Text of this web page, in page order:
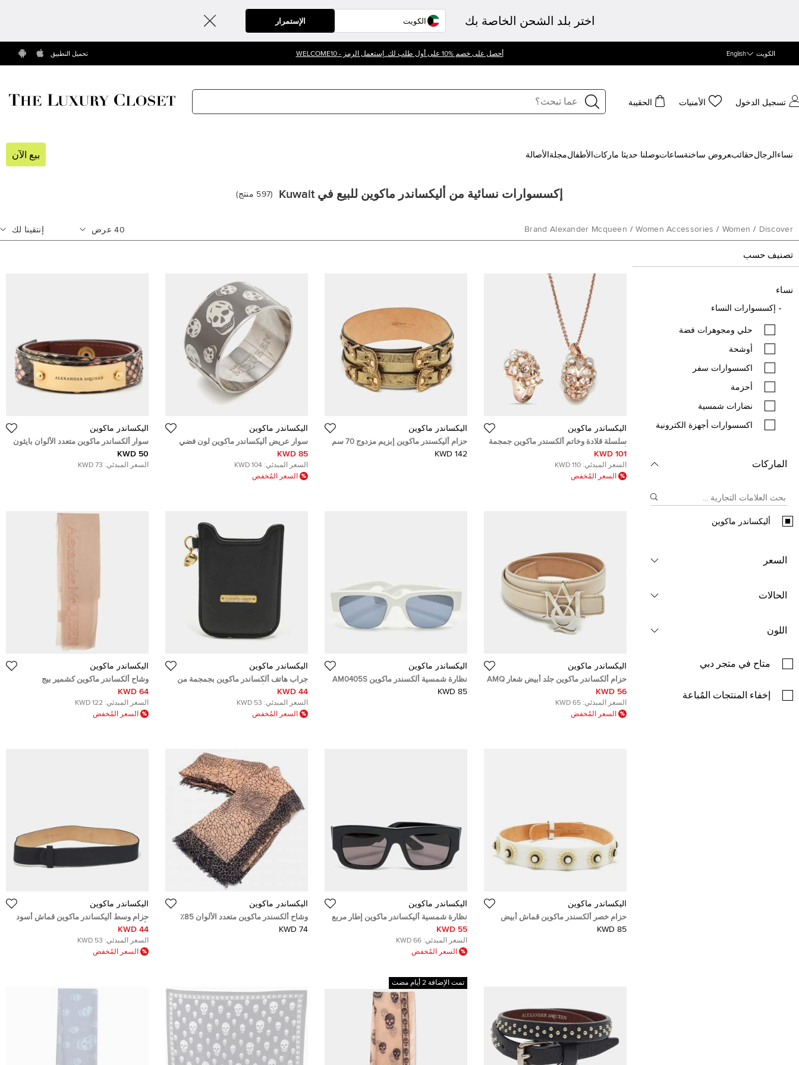
اختر بلد الشحن الخاصة بك الإستمرار
الكويت English أحصل على خصم %10 على أول طلب لك. إستعمل الرمز - WELCOME10 تحميل التطبيق
تسجيل الدخول الأمنيات الحقيبة
نساء الرجالحقائب‍عروض ساخنة‍ساعات‍وصلنا حديثا ‍ ماركات الأطفالمجلة الأصالة بيع الآن
إكسسوارات نسائية من أليكساندر ماكوين للبيع في Kuwait (
597 منتج)
Discover
/
Women
/
Women Accessories
/
Brand Alexander Mcqueen
40 عرض إنتقينا لك
تصنيف حسب
نساء
إكسسوارات النساء
حلي ومجوهرات فضة
أوشحة
اكسسوارات سفر
أحزمة
نضارات شمسية
اكسسوارات أجهزة الكترونية
الماركات
أليكساندر ماكوين
السعر
الحالات
اللون
متاح في متجر دبي
إخفاء المنتجات المُباعة
أليكساندر ماكوين
سلسلة قلادة وخاتم ألكسندر ماكوين جمجمة
ألواح ولؤلؤ كريستال مطلي بالذهب الوردي
101 KWD
السعر المبدئي: 110 KWD
السعر المُخفض
أليكساندر ماكوين
حزام أليكسندر ماكوين إبزيم مزدوج 70 سم
جلد ذهبي واسع
142 KWD
أليكساندر ماكوين
سوار عريض أليكساندر ماكوين لون فضي
جمجمة ايناميل كريمي & أسود
85 KWD
السعر المبدئي: 104 KWD
السعر المُخفض
أليكساندر ماكوين
سوار ألكساندر ماكوين متعدد الألوان بايثون
50 KWD
السعر المبدئي: 73 KWD
أليكساندر ماكوين
حزام ألكساندر ماكوين جلد أبيض شعار AMQ
70 سم
56 KWD
السعر المبدئي: 65 KWD
السعر المُخفض
أليكساندر ماكوين
نظارة شمسية ألكسندر ماكوين AM0405S
بيضاء/زرقاء مربعة إطار
85 KWD
أليكساندر ماكوين
جراب هاتف ألكساندر ماكوين بجمجمة من
الجلد باللون الأسود
44 KWD
السعر المبدئي: 53 KWD
السعر المُخفض
أليكساندر ماكوين
وشاح ألكساندر ماكوين كشمير بيج
64 KWD
السعر المبدئي: 122 KWD
السعر المُخفض
أليكساندر ماكوين
حزام خصر ألكسندر ماكوين قماش أبيض
مزين
85 KWD
أليكساندر ماكوين
نظارة شمسية أليكساندر ماكوين إطار مربع
أسود AM0449S
55 KWD
السعر المبدئي: 66 KWD
السعر المُخفض
أليكساندر ماكوين
وشاح ألكسندر ماكوين متعدد الألوان 85٪
مودال، 15٪ حرير
74 KWD
أليكساندر ماكوين
حزام وسط أليكساندر ماكوين قماش أسود
بأزرار كبس
44 KWD
السعر المبدئي: 53 KWD
السعر المُخفض
تمت الإضافة 2 أيام مضت